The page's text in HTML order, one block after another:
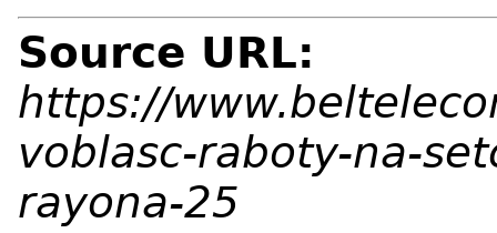
Source URL:
https://
voblasc-raboty-na-
rayona-25